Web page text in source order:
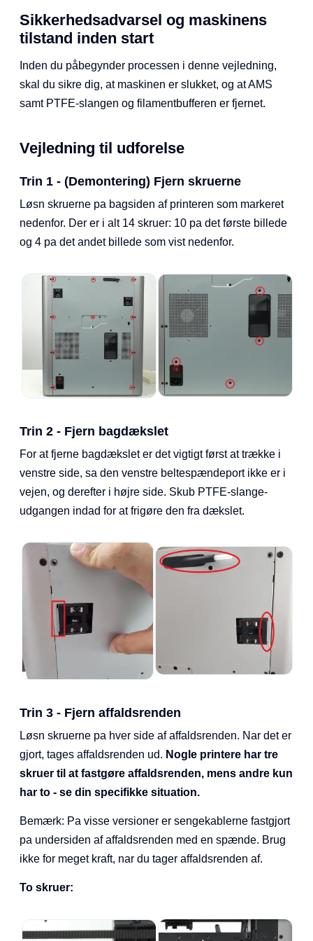
Sikkerhedsadvarsel og maskinens
tilstand inden start
Inden du påbegynder processen i denne vejledning,
skal du sikre dig, at maskinen er slukket, og at AMS
samt PTFE-slangen og filamentbufferen er fjernet.
Vejledning til udforelse
Trin 1 - (Demontering) Fjern skruerne
Løsn skruerne pa bagsiden af printeren som markeret
nedenfor. Der er i alt 14 skruer: 10 pa det første billede
og 4 pa det andet billede som vist nedenfor.
Trin 2 - Fjern bagdækslet
For at fjerne bagdækslet er det vigtigt først at trække i
venstre side, sa den venstre beltespændeport ikke er i
vejen, og derefter i højre side. Skub PTFE-slange-
udgangen indad for at frigøre den fra dækslet.
Trin 3 - Fjern affaldsrenden
Løsn skruerne pa hver side af affaldsrenden. Nar det er
gjort, tages affaldsrenden ud. Nogle printere har tre
skruer til at fastgøre affaldsrenden, mens andre kun
har to - se din specifikke situation.
Bemærk: Pa visse versioner er sengekablerne fastgjort
pa undersiden af affaldsrenden med en spænde. Brug
ikke for meget kraft, nar du tager affaldsrenden af.
To skruer: